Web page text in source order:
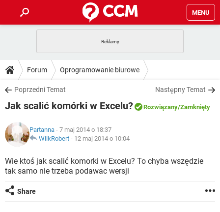
MENU
GRY WHATSAPP
SPOTIFY
INSTAGRAM FACEBOOK
WINDOWS 10
PORADY
PlayStation
INSTAGRAM
DO POBRANIA
ANDROID TIKTOK
GRY
IOS NETFLIX
INSTAGRAM FACEBOOK
WINDOWS 10
COVID-19
SPOTIFY NETFLIX
ARTYKUŁY
COVID-19 TIKTOK
GRY WHATSAPP
SPOTIFY
Forum Oprogramowanie biurowe
Poprzedni Temat Następny Temat
Jak scalić komórki w Excelu? Rozwiązany/Zamknięty
Partanna - 7 maj 2014 o 18:37
WilkRobert - 12 maj 2014 o 10:04
Wie ktoś jak scalić komorki w Excelu? To chyba wszędzie
tak samo nie trzeba podawac wersji
Share